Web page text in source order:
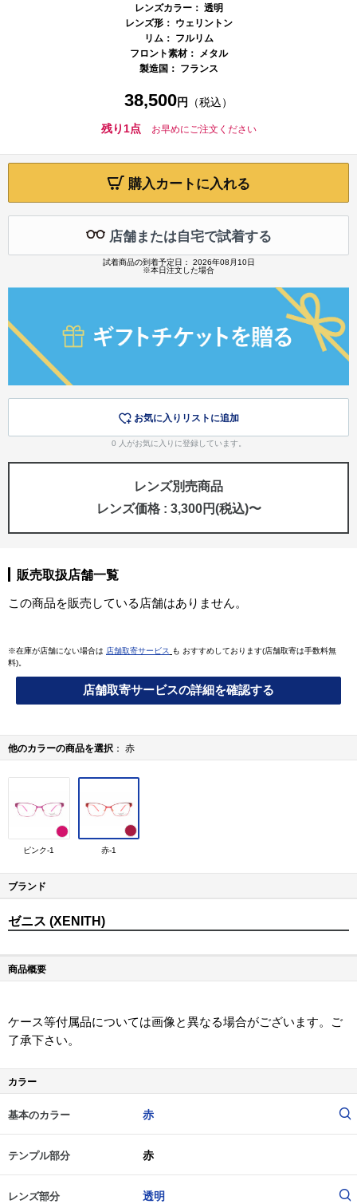
レンズカラー： 透明
レンズ形： ウェリントン
リム： フルリム
フロント素材： メタル
製造国： フランス
38,500円 （税込）
残り1点 お早めにご注文ください
購入カートに入れる
店舗または自宅で試着する
試着商品の到着予定日： 2026年08月10日
※本日注文した場合
お気に入りリストに追加
0 人がお気に入りに登録しています。
レンズ別売商品
レンズ価格 : 3,300円(税込)〜
販売取扱店舗一覧
この商品を販売している店舗はありません。
※在庫が店舗にない場合は 店舗取寄サービス
も おすすめしております(店舗取寄は手数料無
料)。
店舗取寄サービスの詳細を確認する
他のカラーの商品を選択 赤
ピンク-1 赤-1
ブランド
ゼニス (XENITH)
商品概要
ケース等付属品については画像と異なる場合がございます。ご
了承下さい。
カラー
基本のカラー 赤
テンプル部分 赤
レンズ部分 透明